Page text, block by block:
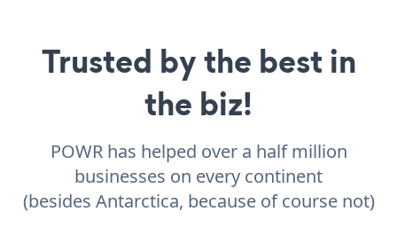
Trusted by the best in
the biz!
POWR has helped over a half million
businesses on every continent
(besides Antarctica, because of course not)